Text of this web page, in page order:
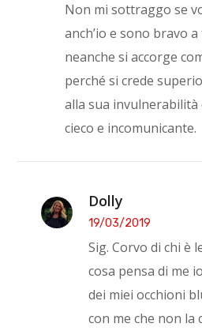
Non mi sottraggo se
anch’io e sono bravo
neanche si accorge
perché si crede
alla sua
cieco e incomunicante.
Dolly
19/03/2019
Sig. Corvo di chi è
cosa pensa di me
dei miei occhioni
con me che non la